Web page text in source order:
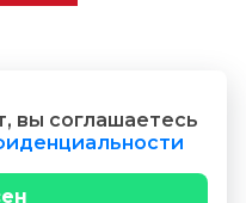
вы соглашаетесь